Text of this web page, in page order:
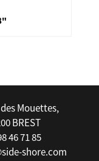
Mouettes,
BREST
46 71 85
shore.com